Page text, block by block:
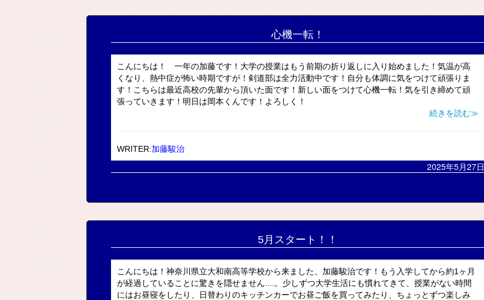
心機一転！
こんにちは！ 一年の加藤です！大学の授業はもう前期の折り返しに入り始めました！気温が高
くなり、熱中症が怖い時期ですが！剣道部は全力活動中です！自分も体調に気をつけて頑張りま
す！こちらは最近高校の先輩から頂いた面です！新しい面をつけて心機一転！気を引き締めて頑
張っていきます！明日は岡本くんです！よろしく！
続きを読む≫
WRITER:加藤駿治
2025年5月27日
5月スタート！！
こんにちは！神奈川県立大和南高等学校から来ました、加藤駿治です！もう入学してから約1ヶ月
が経過していることに驚きを隠せません....。少しずつ大学生活にも慣れてきて、授業がない時間
にはお昼寝をしたり、日替わりのキッチンカーでお昼ご飯を買ってみたり、ちょっとずつ楽しみ